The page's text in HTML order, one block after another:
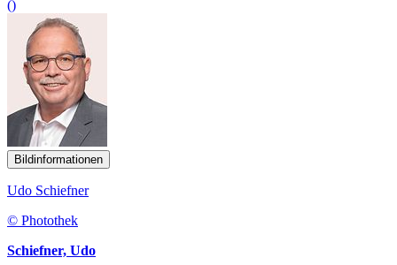
()
Bildinformationen
Udo Schiefner
© Photothek
Schiefner, Udo